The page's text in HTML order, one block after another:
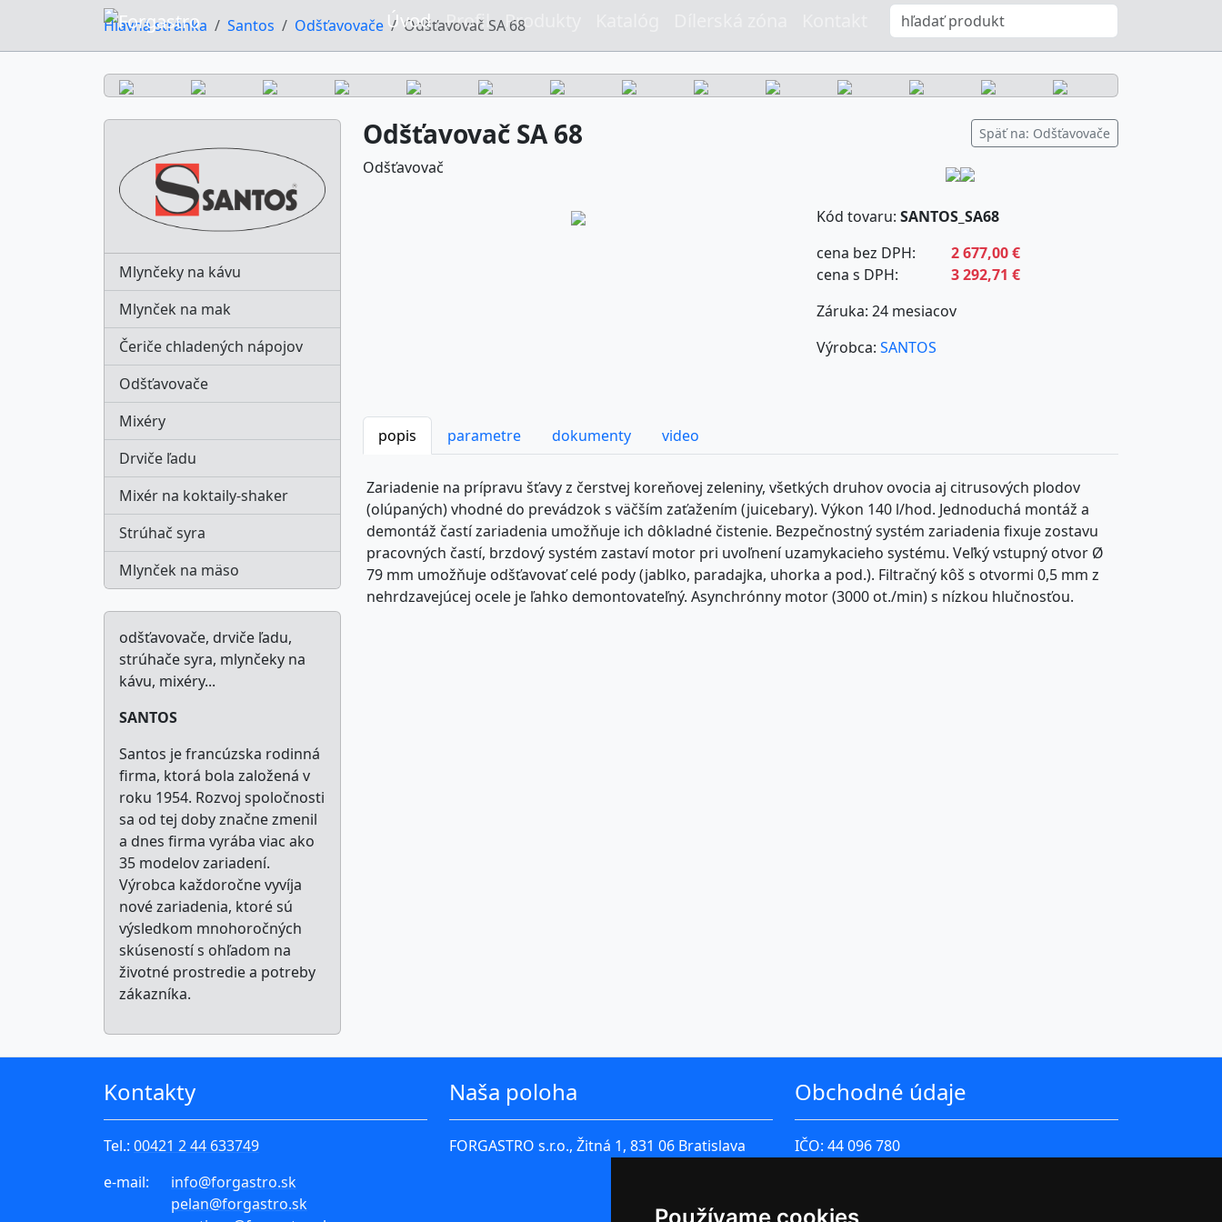
Úvod Profil Produkty
Hlavná stránka Santos Odšťavovače Odšťavovač SA 68
Mlynčeky na kávu
Mlynček na mak
Čeriče chladených nápojov
Odšťavovače
Mixéry
Drviče ľadu
Mixér na koktaily-shaker
Strúhač syra
Mlynček na mäso
odšťavovače, drviče ľadu,
strúhače syra, mlynčeky na
kávu, mixéry...
SANTOS
Santos je francúzska rodinná
firma, ktorá bola založená v
roku 1954. Rozvoj spoločnosti
sa od tej doby značne zmenil
a dnes firma vyrába viac ako
35 modelov zariadení.
Výrobca každoročne vyvíja
nové zariadenia, ktoré sú
výsledkom mnohoročných
skúseností s ohľadom na
životné prostredie a potreby
zákazníka.
Odšťavovač SA 68
Odšťavovač
Späť na: Odšťavovače
Kód tovaru: SANTOS_SA68
cena bez DPH:
2 677,00 €
cena s DPH:
3 292,71 €
Záruka: 24 mesiacov
Výrobca: SANTOS
popis parametre dokumenty video
Zariadenie na prípravu šťavy z čerstvej koreňovej zeleniny, všetkých druhov ovocia aj citrusových plodov
(olúpaných) vhodné do prevádzok s väčším zaťažením (juicebary). Výkon 140 l/hod. Jednoduchá montáž a
demontáž častí zariadenia umožňuje ich dôkladné čistenie. Bezpečnostný systém zariadenia fixuje zostavu
pracovných častí, brzdový systém zastaví motor pri uvoľnení uzamykacieho systému. Veľký vstupný otvor Ø
79 mm umožňuje odšťavovať celé pody (jablko, paradajka, uhorka a pod.). Filtračný kôš s otvormi 0,5 mm z
nehrdzavejúcej ocele je ľahko demontovateľný. Asynchrónny motor (3000 ot./min) s nízkou hlučnosťou.
Kontakty
Tel.: 00421 2 44 633749
e-mail:
info@forgastro.sk
pelan@forgastro.sk
Naša poloha
FORGASTRO s.r.o., Žitná 1, 831 06 Bratislava
Obchodné údaje
IČO: 44 096 780
Firma je zapísaná v Obchodnom registri